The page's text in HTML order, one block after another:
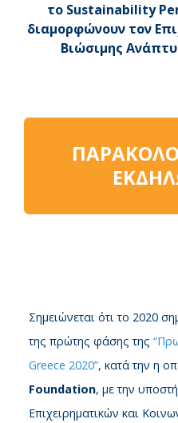
το Sustainability
διαμορφώνουν τον
Βιώσιμης
Σημειώνεται ότι το 2020
της πρώτης φάσης της
Greece 2020”, κατά την η
Foundation, με την
Επιχειρηματικών και